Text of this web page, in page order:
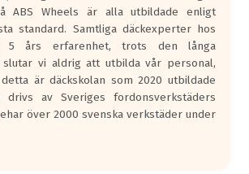
delas ut för
lastbilar.
ett test där däcken
en väg där det ligger
skillnaden på
ABS Wheels är alla utbildade enligt
standard. Samtliga däckexperter hos
5 års erfarenhet, trots den långa
vi aldrig att utbilda vår personal,
är däckskolan som 2020 utbildade
drivs av Sveriges fordonsverkstäders
över 2000 svenska verkstäder under